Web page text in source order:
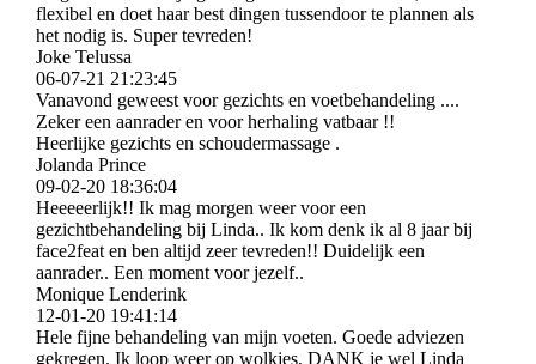
flexibel en doet haar best dingen tussendoor te plannen als
het nodig is. Super tevreden!
Joke Telussa
06-07-21 21:23:45
Vanavond geweest voor gezichts en voetbehandeling ....
Zeker een aanrader en voor herhaling vatbaar !!
Heerlijke gezichts en schoudermassage .
Jolanda Prince
09-02-20 18:36:04
Heeeeerlijk!! Ik mag morgen weer voor een
gezichtbehandeling bij Linda.. Ik kom denk ik al 8 jaar bij
face2feat en ben altijd zeer tevreden!! Duidelijk een
aanrader.. Een moment voor jezelf..
Monique Lenderink
12-01-20 19:41:14
Hele fijne behandeling van mijn voeten. Goede adviezen
gekregen. Ik loop weer op wolkjes, DANK je wel Linda